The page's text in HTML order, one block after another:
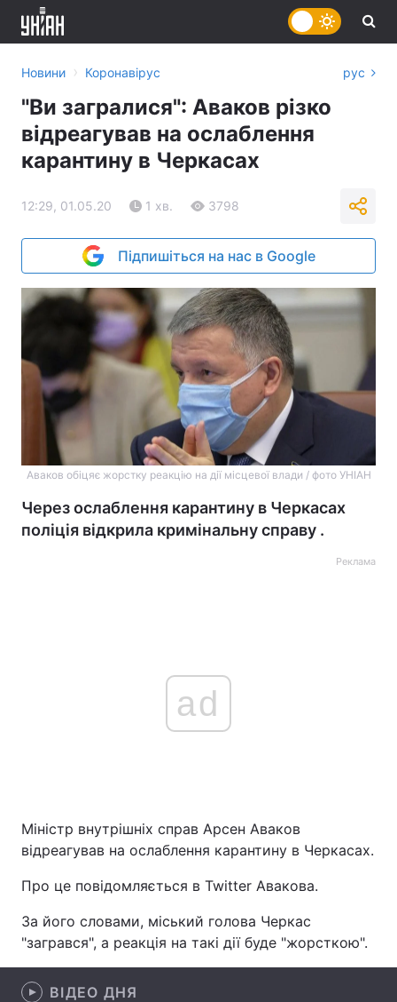
Економіка Світ
Спорт
Новини › Коронавірус рус
"Ви загралися": Аваков різко
відреагував на ослаблення
карантину в Черкасах
12:29, 01.05.20 1 хв. 3798
Підпишіться на нас в Google
Аваков обіцяє жорстку реакцію на дії місцевої влади / фото УНІАН
Через ослаблення карантину в Черкасах
поліція відкрила кримінальну справу .
Реклама
ad
Міністр внутрішніх справ Арсен Аваков
відреагував на ослаблення карантину в Черкасах.
Про це повідомляється в Twitter Авакова.
За його словами, міський голова Черкас
"загрався", а реакція на такі дії буде "жорсткою".
ВІДЕО ДНЯ